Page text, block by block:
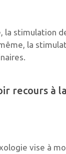
la stimulation
la
recours à
vise à